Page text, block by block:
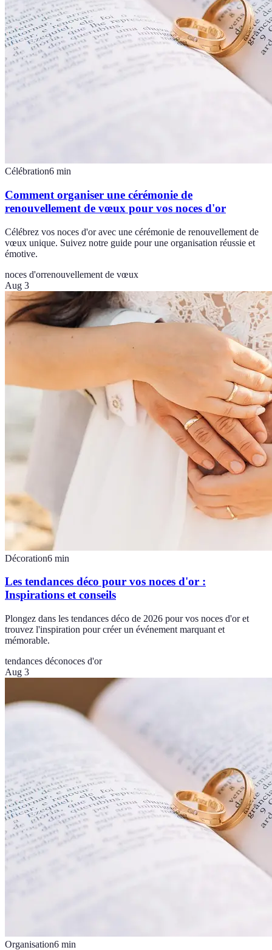
Célébration6 min
Comment organiser une cérémonie de
renouvellement de vœux pour vos noces d'or
Célébrez vos noces d'or avec une cérémonie de renouvellement de
vœux unique. Suivez notre guide pour une organisation réussie et
émotive.
noces d'orrenouvellement de vœux
Aug 3
Décoration6 min
Les tendances déco pour vos noces d'or :
Inspirations et conseils
Plongez dans les tendances déco de 2026 pour vos noces d'or et
trouvez l'inspiration pour créer un événement marquant et
mémorable.
tendances déconoces d'or
Aug 3
Organisation6 min